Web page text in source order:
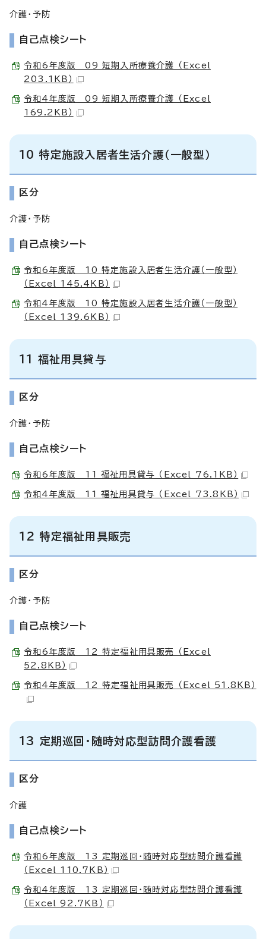
介護・予防
自己点検シート
令和6年度版 09 短期入所療養介護 （Excel
203.1KB）
令和4年度版 09 短期入所療養介護 （Excel
169.2KB）
10 特定施設入居者生活介護（一般型）
区分
介護・予防
自己点検シート
令和6年度版 10 特定施設入居者生活介護（一般型）
（Excel 145.4KB）
令和4年度版 10 特定施設入居者生活介護（一般型）
（Excel 139.6KB）
11 福祉用具貸与
区分
介護・予防
自己点検シート
令和6年度版 11 福祉用具貸与 （Excel 76.1KB）
令和4年度版 11 福祉用具貸与 （Excel 73.8KB）
12 特定福祉用具販売
区分
介護・予防
自己点検シート
令和6年度版 12 特定福祉用具販売 （Excel
52.8KB）
令和4年度版 12 特定福祉用具販売 （Excel 51.8KB）
13 定期巡回・随時対応型訪問介護看護
区分
介護
自己点検シート
令和6年度版 13 定期巡回・随時対応型訪問介護看護
（Excel 110.7KB）
令和4年度版 13 定期巡回・随時対応型訪問介護看護
（Excel 92.7KB）